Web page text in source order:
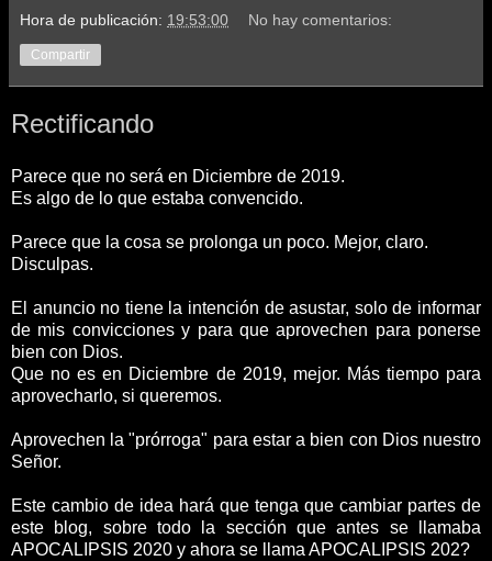
Hora de publicación: 19:53:00 No hay comentarios:
Compartir
Rectificando
Parece que no será en Diciembre de 2019.
Es algo de lo que estaba convencido.
Parece que la cosa se prolonga un poco. Mejor, claro.
Disculpas.
El anuncio no tiene la intención de asustar, solo de informar
de mis convicciones y para que aprovechen para ponerse
bien con Dios.
Que no es en Diciembre de 2019, mejor. Más tiempo para
aprovecharlo, si queremos.
Aprovechen la "prórroga" para estar a bien con Dios nuestro
Señor.
Este cambio de idea hará que tenga que cambiar partes de
este blog, sobre todo la sección que antes se llamaba
APOCALIPSIS 2020 y ahora se llama APOCALIPSIS 202?